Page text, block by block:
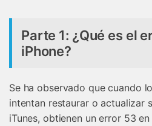
Parte 1: ¿Qué es el
iPhone?
Se ha observado que cuando
intentan restaurar o actualizar
iTunes, obtienen un error 53